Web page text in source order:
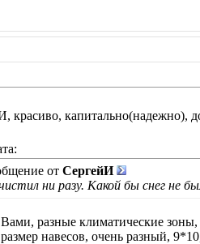
красиво, капитально(надежно),
от СергейИ
ни разу. Какой бы снег не
разные климатические
навесов, очень разный,